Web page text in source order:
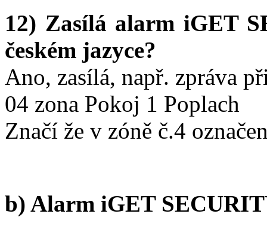
12) Zasílá alarm iGET
českém jazyce?
Ano, zasílá, např. zpráva
04 zona Pokoj 1 Poplach
Značí že v zóně č.4
b) Alarm iGET